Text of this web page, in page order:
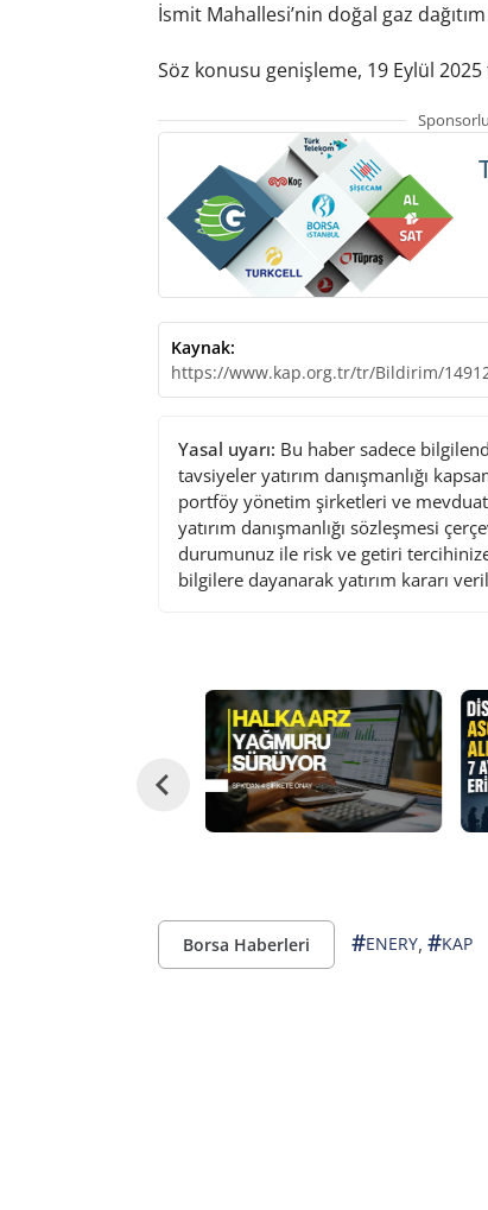
İsmit Mahallesi’nin doğal gaz
Söz konusu genişleme, 19 Eylül 2025
Kaynak:
https://www.kap.org.tr/tr/Bildirim/
Yasal uyarı: Bu haber sadece
tavsiyeler yatırım danışmanlığı
portföy yönetim şirketleri ve
yatırım danışmanlığı sözleşmesi
durumunuz ile risk ve getiri
bilgilere dayanarak yatırım kararı
Borsa Haberleri #ENERY, #KAP